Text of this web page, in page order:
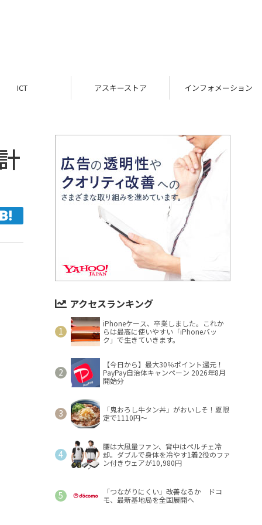
ICT アスキーストア インフォメーション
アクセスランキング
iPhoneケース、卒業しました。これか
らは最高に使いやすい「iPhoneバッ
ク」で生きていきます。
【今日から】最大30％ポイント還元！
PayPay自治体キャンペーン 2026年8月
開始分
「鬼おろし牛タン丼」がおいしそ！夏限
定で1110円～
腰は大風量ファン、背中はペルチェ冷
却。ダブルで身体を冷やす1着2役のファ
ン付きウェアが10,980円
「つながりにくい」改善なるか ドコ
モ、最新基地局を全国展開へ